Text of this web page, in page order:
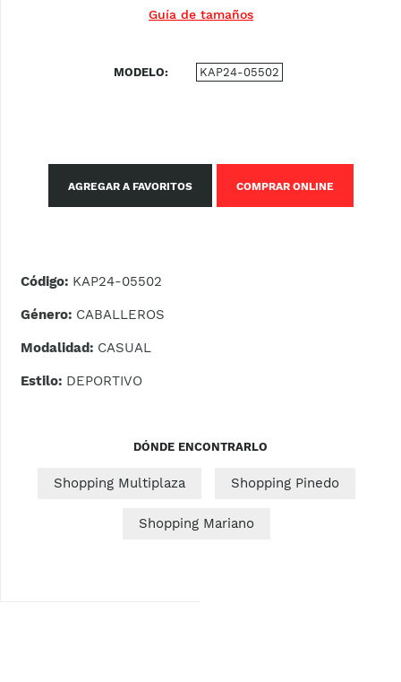
Guía de tamaños
MODELO KAP24-05502
AGREGAR A FAVORITOS COMPRAR ONLINE
Código: KAP24-05502
Género: CABALLEROS
Modalidad: CASUAL
Estilo: DEPORTIVO
DÓNDE ENCONTRARLO
Shopping Multiplaza Shopping Pinedo
Shopping Mariano